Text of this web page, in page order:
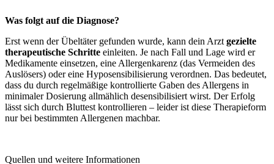
Was folgt auf die Diagnose?
Erst wenn der Übeltäter gefunden wurde, kann dein Arzt gezielte
therapeutische Schritte einleiten. Je nach Fall und Lage wird er
Medikamente einsetzen, eine Allergenkarenz (das Vermeiden des
Auslösers) oder eine Hyposensibilisierung verordnen. Das bedeutet,
dass du durch regelmäßige kontrollierte Gaben des Allergens in
minimaler Dosierung allmählich desensibilisiert wirst. Der Erfolg
lässt sich durch Bluttest kontrollieren – leider ist diese Therapieform
nur bei bestimmten Allergenen machbar.
Quellen und weitere Informationen